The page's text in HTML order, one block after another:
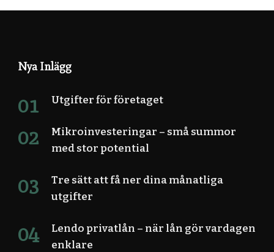
Nya Inlägg
Utgifter för företaget
Mikroinvesteringar – små summor
med stor potential
Tre sätt att få ner dina månatliga
utgifter
Lendo privatlån – när lån gör vardagen
enklare